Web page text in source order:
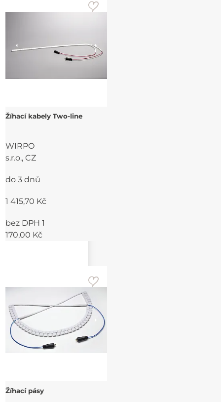
Žíhací kabely Two-line
WIRPO
s.r.o., CZ
do 3 dnů
1 415,70 Kč
bez DPH 1
170,00 Kč
Žíhací pásy